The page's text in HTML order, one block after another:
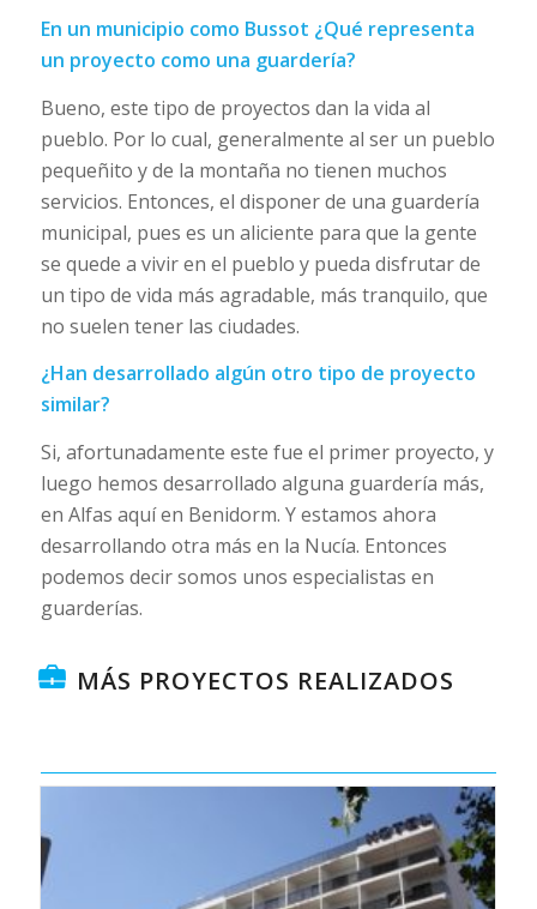
En un municipio como Bussot ¿Qué representa
un proyecto como una guardería?
Bueno, este tipo de proyectos dan la vida al
pueblo. Por lo cual, generalmente al ser un pueblo
pequeñito y de la montaña no tienen muchos
servicios. Entonces, el disponer de una guardería
municipal, pues es un aliciente para que la gente
se quede a vivir en el pueblo y pueda disfrutar de
un tipo de vida más agradable, más tranquilo, que
no suelen tener las ciudades.
¿Han desarrollado algún otro tipo de proyecto
similar?
Si, afortunadamente este fue el primer proyecto, y
luego hemos desarrollado alguna guardería más,
en Alfas aquí en Benidorm. Y estamos ahora
desarrollando otra más en la Nucía. Entonces
podemos decir somos unos especialistas en
guarderías.
MÁS PROYECTOS REALIZADOS